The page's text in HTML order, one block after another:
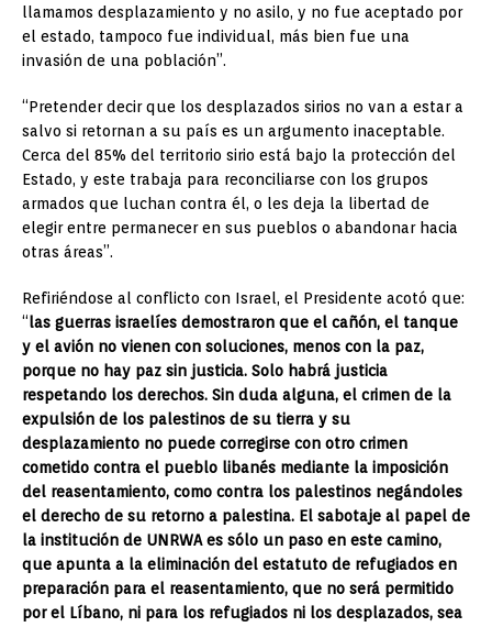
llamamos desplazamiento y no asilo, y no fue aceptado por
el estado, tampoco fue individual, más bien fue una
invasión de una población”.
“Pretender decir que los desplazados sirios no van a estar a
salvo si retornan a su país es un argumento inaceptable.
Cerca del 85% del territorio sirio está bajo la protección del
Estado, y este trabaja para reconciliarse con los grupos
armados que luchan contra él, o les deja la libertad de
elegir entre permanecer en sus pueblos o abandonar hacia
otras áreas”.
Refiriéndose al conflicto con Israel, el Presidente acotó que:
“ las guerras israelíes demostraron que el cañón, el tanque
y el avión no vienen con soluciones, menos con la paz,
porque no hay paz sin justicia. Solo habrá justicia
respetando los derechos. Sin duda alguna, el crimen de la
expulsión de los palestinos de su tierra y su
desplazamiento no puede corregirse con otro crimen
cometido contra el pueblo libanés mediante la imposición
del reasentamiento, como contra los palestinos negándoles
el derecho de su retorno a palestina. El sabotaje al papel de
la institución de UNRWA es sólo un paso en este camino,
que apunta a la eliminación del estatuto de refugiados en
preparación para el reasentamiento, que no será permitido
por el Líbano, ni para los refugiados ni los desplazados, sea